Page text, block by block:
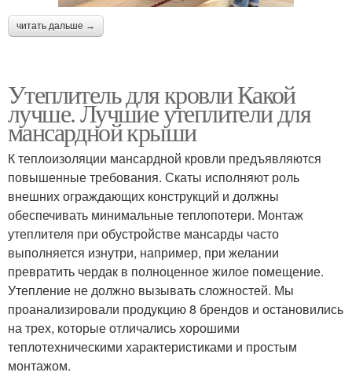
читать дальше →
Утеплитель для кровли Какой
лучше. Лучшие утеплители для
мансардной крыши
К теплоизоляции мансардной кровли предъявляются
повышенные требования. Скаты исполняют роль
внешних ограждающих конструкций и должны
обеспечивать минимальные теплопотери. Монтаж
утеплителя при обустройстве мансарды часто
выполняется изнутри, например, при желании
превратить чердак в полноценное жилое помещение.
Утепление не должно вызывать сложностей. Мы
проанализировали продукцию 8 брендов и остановились
на трех, которые отличались хорошими
теплотехническими характеристиками и простым
монтажом.